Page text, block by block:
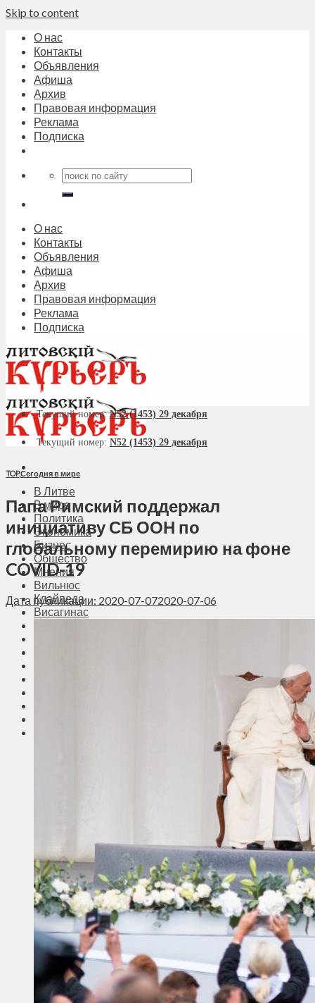
Skip to content
О нас
Контакты
Объявления
Афиша
Архив
Правовая информация
Реклама
Подписка
О нас
Контакты
Объявления
Афиша
Архив
Правовая информация
Реклама
Подписка
В Литве
В мире
Политика
Экономика
Бизнес
Общество
Мнения
Вильнюс
Клайпеда
Висагинас
Происшествия
Приграничье
Деньги
Визиты
Выборы
Агроновости
Едим дома
Ищу семью
Духовное пространство
Спорт
Технологии
Энергетика
Текущий номер:N52 (1453) 29 декабря
Текущий номер: N52 (1453) 29 декабря
TOP,Сегодня в мире
Папа Римский поддержал
инициативу СБ ООН по
глобальному перемирию на фоне
COVID-19
Дата публикации: 2020-07-072020-07-06